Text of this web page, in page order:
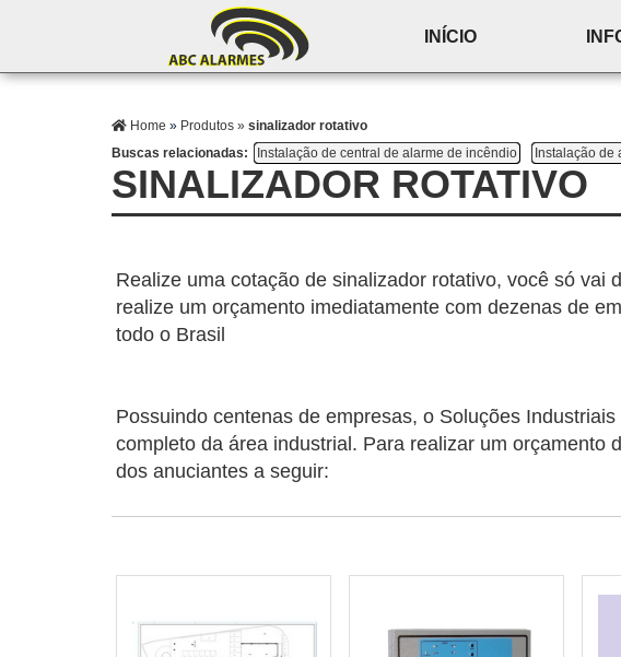
INÍCIO
Home » Produtos » sinalizador rotativo
Buscas relacionadas:
Instalação de central de alarme de incêndio Instalação de
SINALIZADOR ROTATIVO
Realize uma cotação de sinalizador rotativo, você só vai
realize um orçamento imediatamente com dezenas de
todo o Brasil
Possuindo centenas de empresas, o Soluções
completo da área industrial. Para realizar um orçamento
dos anuciantes a seguir: